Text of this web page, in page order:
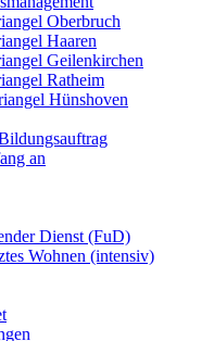
Oberbruch
Haaren
Geilenkirchen
Ratheim
Hünshoven
an
Dienst (FuD)
Wohnen (intensiv)